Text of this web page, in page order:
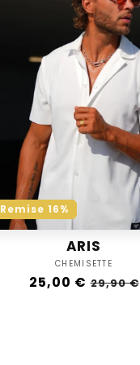
Remise 16%
ARIS
Vendor:
CHEMISETTE
Regular
25,00 € Sale
29,90 €